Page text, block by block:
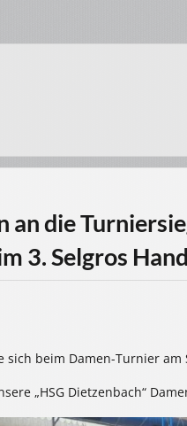
die
3. Selgros
sich beim Damen-Turnier
„HSG Dietzenbach“